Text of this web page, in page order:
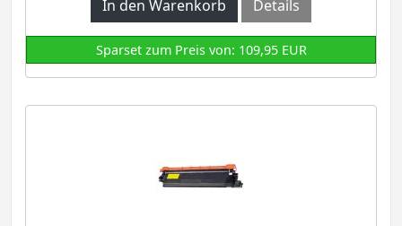
In den Warenkorb Details
Sparset zum Preis von: 109,95 EUR